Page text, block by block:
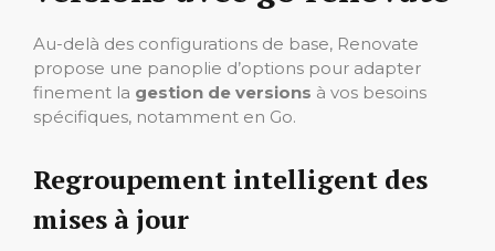
Au-delà des configurations de base, Renovate
propose une panoplie d’options pour adapter
finement la gestion de versions à vos besoins
spécifiques, notamment en Go.
Regroupement intelligent des
mises à jour